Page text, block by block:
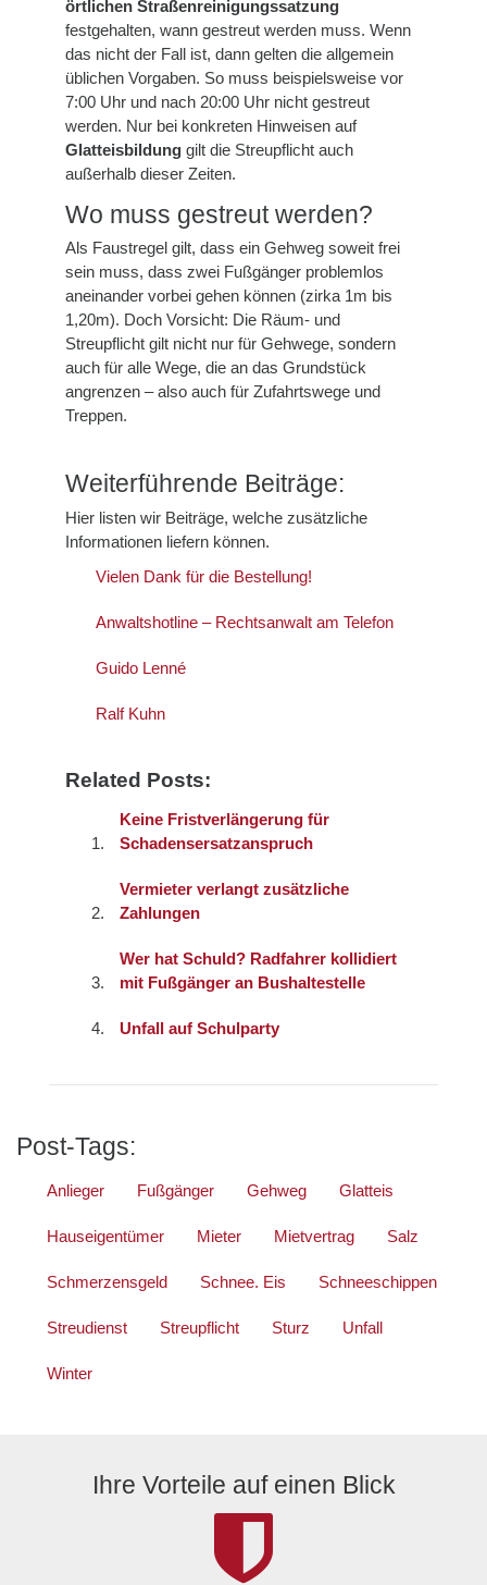
örtlichen Straßenreinigungssatzung
festgehalten, wann gestreut werden muss. Wenn
das nicht der Fall ist, dann gelten die allgemein
üblichen Vorgaben. So muss beispielsweise vor
7:00 Uhr und nach 20:00 Uhr nicht gestreut
werden. Nur bei konkreten Hinweisen auf
Glatteisbildung gilt die Streupflicht auch
außerhalb dieser Zeiten.
Wo muss gestreut werden?
Als Faustregel gilt, dass ein Gehweg soweit frei
sein muss, dass zwei Fußgänger problemlos
aneinander vorbei gehen können (zirka 1m bis
1,20m). Doch Vorsicht: Die Räum- und
Streupflicht gilt nicht nur für Gehwege, sondern
auch für alle Wege, die an das Grundstück
angrenzen – also auch für Zufahrtswege und
Treppen.
Weiterführende Beiträge:
Hier listen wir Beiträge, welche zusätzliche
Informationen liefern können.
Vielen Dank für die Bestellung!
Anwaltshotline – Rechtsanwalt am Telefon
Guido Lenné
Ralf Kuhn
Related Posts:
Keine Fristverlängerung für
Schadensersatzanspruch
Vermieter verlangt zusätzliche
Zahlungen
Wer hat Schuld? Radfahrer kollidiert
mit Fußgänger an Bushaltestelle
Unfall auf Schulparty
Post-Tags:
Anlieger Fußgänger Gehweg Glatteis
Hauseigentümer Mieter Mietvertrag Salz
Schmerzensgeld Schnee. Eis Schneeschippen
Streudienst Streupflicht Sturz Unfall
Winter
Ihre Vorteile auf einen Blick